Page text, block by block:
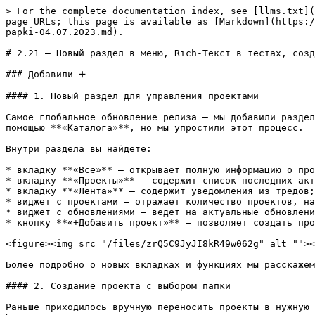
> For the complete documentation index, see [llms.txt](https://help.lynda.ru/llms.txt). Markdown versions of documentation pages are available by appending `.md` to page URLs; this page is available as [Markdown](https://help.lynda.ru/zhurnal-izmenenii/2.21-novyi-razdel-v-menyu-rich-tekst-v-testakh-sozdanie-proekta-s-vyborom-papki-04.07.2023.md).

# 2.21 – Новый раздел в меню, Rich-Текст в тестах, создание проекта с выбором папки – 04.07.2023

### Добавили ➕

#### 1. Новый раздел для управления проектами

Самое глобальное обновление релиза – мы добавили раздел **«Главная»**, где собраны активные проекты, задачи и актуальные обсуждения. Раньше вы переходили к проектам с помощью **«Каталога»**, но мы упростили этот процесс.

Внутри раздела вы найдете:

* вкладку **«Все»** – открывает полную информацию о проектах, задачах и уведомлениях;
* вкладку **«Проекты»** – содержит список последних активных проектов;
* вкладку **«Лента»** – содержит уведомления из тредов;
* виджет с проектами – отражает количество проектов, над которыми вы работаете;
* виджет с обновлениями – ведет на актуальные обновления в release notes;
* кнопку **«+Добавить проект»** – позволяет создать проект.

<figure><img src="/files/zrQ5C9JyJI8kR49w062g" alt=""><figcaption></figcaption></figure>

Более подробно о новых вкладках и функциях мы расскажем далее.

#### 2. Создание проекта с выбором папки

Раньше приходилось вручную переносить проекты в нужную папку. Теперь вы можете экономить время и сразу **создавать проекты в папке.** \
\
Сделать это можно двумя способами:&#x20;

* нажав **«+Добавить»** в разделе **«Каталог»**;
* нажав **«+Добавить проект»** в разделе **«Главная»**.

Далее в открывшемся окне вы выбираете папку, в которой хотите создать новый проект. Удобно, правда?

{% hint style="info" %}
Если вы не выберете папку, то проект будет создан в корне.
{% endhint %}

<figure><img src="/files/52Df0EP45rYgCNJSu7Bm" alt=""><figcaption></figcaption></figure>

#### 3. Сортировка проектов по последним изменениям и алфавиту

Раньше вы не могли быстро вернуться к проектам, над которыми работали еще вчера, потому что они размещались в каталоге в форме таблицы.\
\
В этом обновлении мы добавили новую вкладку **«Проекты»** на странице **«Главная»**, где вы сможете видеть и сортировать все проекты в формате блоков.&#x20;

Доступны два варианта сортировки: по алфавиту и по последним изменениям.

<figure><img src="/files/ZIpBEDUhI67MedV4zdqZ" alt=""><figcaption></figcaption></figure>

#### 4. Отображение тредов в уведомлениях

Еще один функционал раздела **«Главная»** – отображение тредов в уведомлениях. Раньше все уведомления отображались в отдельном разделе. Но просмотреть комментарий и ответить на него вы могли только внутри проекта. Все изменилось.&#x20;

Перейдя на вкладку **«Лента»**, вы найдете развернутые треды и комментарии, где вас упомянули и на которые вы подписаны. Обновление поможет работать эффективнее и не отвлекаться на неактуальные обсуждения.

На вкладке вы также сможете:&#x20;

* использовать стандартную сортировку из **«Комментариев»**;
* ответить на комментарии прямо в **«Ленте»**;
* перейти к обсуждению в проекте, кликнув на